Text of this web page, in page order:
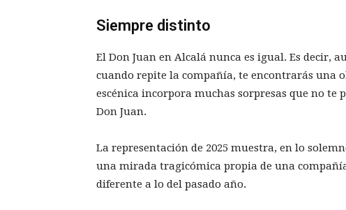
Siempre distinto
El Don Juan en Alcalá nunca es igual. Es decir,
cuando repite la compañía, te encontrarás una
escénica incorpora muchas sorpresas que no te
Don Juan.
La representación de 2025 muestra, en lo
una mirada tragicómica propia de una
diferente a lo del pasado año.